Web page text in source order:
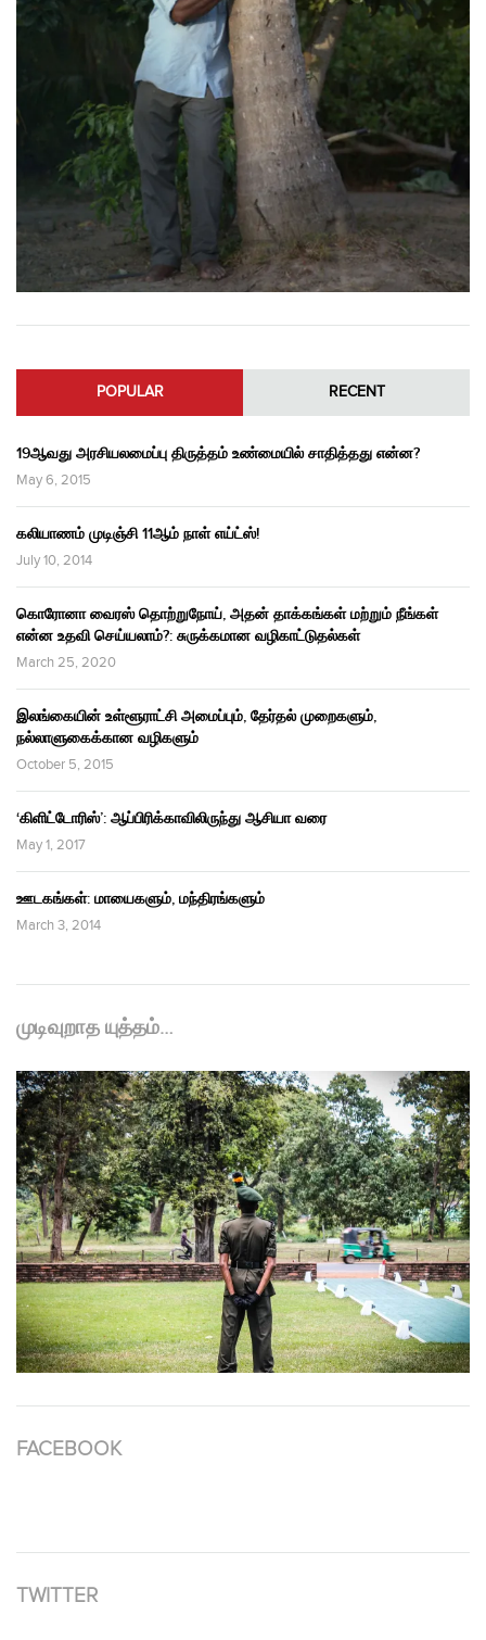
POPULAR RECENT
19ஆவது அரசியலமைப்பு திருத்தம் உண்மையில் சாதித்தது என்ன?
May 6, 2015
கலியாணம் முடிஞ்சி 11ஆம் நாள் எய்ட்ஸ்!
July 10, 2014
கொரோனா வைரஸ் தொற்றுநோய், அதன் தாக்கங்கள் மற்றும் நீங்கள்
என்ன உதவி செய்யலாம்?: சுருக்கமான வழிகாட்டுதல்கள்
March 25, 2020
இலங்கையின் உள்ளூராட்சி அமைப்பும், தேர்தல் முறைகளும்,
நல்லாளுகைக்கான வழிகளும்
October 5, 2015
‘கிளிட்டோரிஸ்’: ஆப்பிரிக்காவிலிருந்து ஆசியா வரை
May 1, 2017
ஊடகங்கள்: மாயைகளும், மந்திரங்களும்
March 3, 2014
முடிவுறாத யுத்தம்…
FACEBOOK
TWITTER